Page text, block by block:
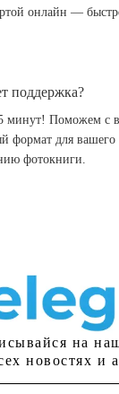
онлайн —
поддержка?
минут! Поможем с
формат для вашего
фотокниги.
на
новостях и